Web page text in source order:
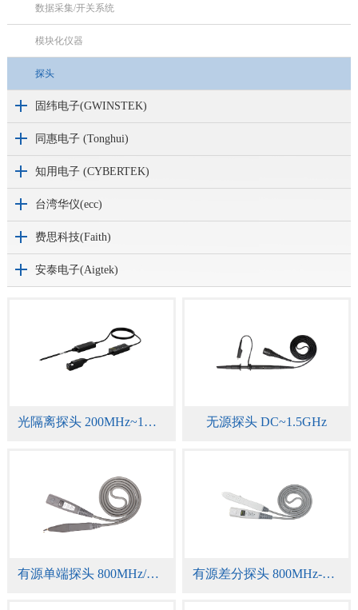
数据采集/开关系统
模块化仪器
探头
固纬电子(GWINSTEK)
同惠电子 (Tonghui)
知用电子 (CYBERTEK)
台湾华仪(ecc)
费思科技(Faith)
安泰电子(Aigtek)
光隔离探头 200MHz~1GHz 无源探头 DC~1.5GHz
有源单端探头 800MHz/1.5GHz 有源差分探头 800MHz-7GHz